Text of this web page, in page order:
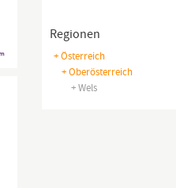
Regionen
+ Österreich
+ Oberösterreich
+ Wels